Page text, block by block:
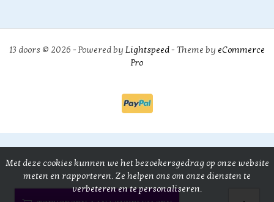
13 doors © 2026 - Powered by Lightspeed- Theme by eCommerce
Pro
Met deze cookies kunnen we het bezoekersgedrag op onze website
meten en rapporteren. Ze helpen ons om onze diensten te
verbeteren en te personaliseren.